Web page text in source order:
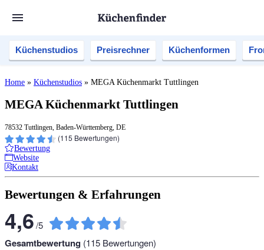
Küchenstudios Preisrechner Küchenformen
Home » Küchenstudios » MEGA Küchenmarkt Tuttlingen
MEGA Küchenmarkt Tuttlingen
78532 Tuttlingen, Baden-Württemberg, DE
(115 Bewertungen)
Bewertung
Website
Kontakt
Bewertungen & Erfahrungen
4,6/5
Gesamtbewertung (115 Bewertungen)